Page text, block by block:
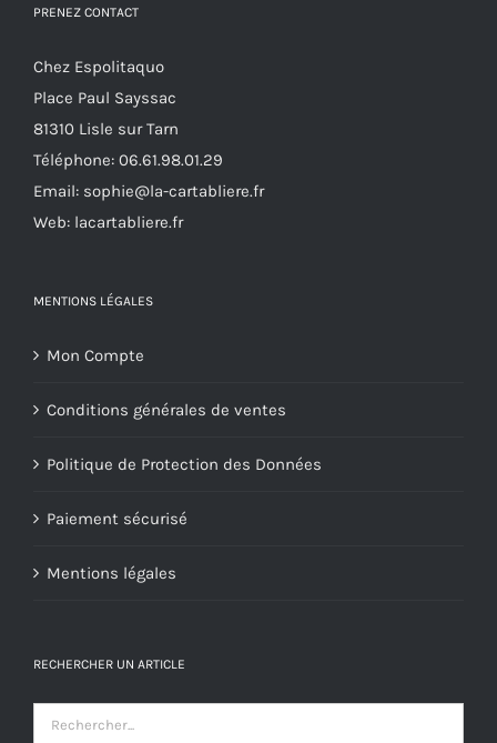
PRENEZ CONTACT
Chez Espolitaquo
Place Paul Sayssac
81310 Lisle sur Tarn
Téléphone: 06.61.98.01.29
Email: sophie@la-cartabliere.fr
Web: lacartabliere.fr
MENTIONS LÉGALES
Mon Compte
Conditions générales de ventes
Politique de Protection des Données
Paiement sécurisé
Mentions légales
RECHERCHER UN ARTICLE